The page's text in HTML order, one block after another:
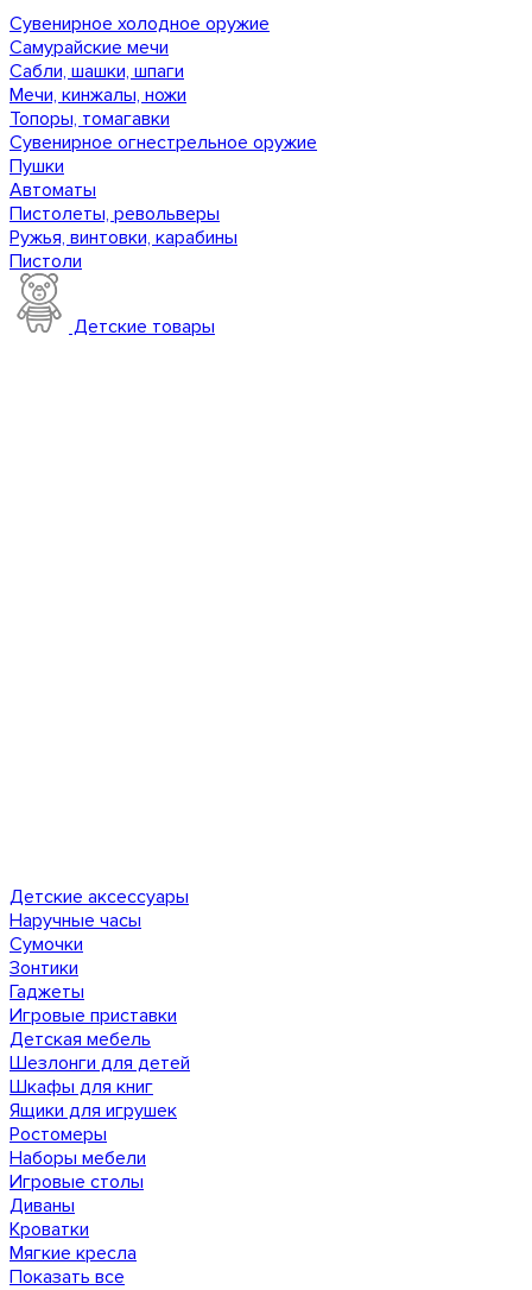
Сувенирное холодное оружие
Самурайские мечи
Сабли, шашки, шпаги
Мечи, кинжалы, ножи
Топоры, томагавки
Сувенирное огнестрельное оружие
Пушки
Автоматы
Пистолеты, револьверы
Ружья, винтовки, карабины
Пистоли
Детские товары
Детские аксессуары
Наручные часы
Сумочки
Зонтики
Гаджеты
Игровые приставки
Детская мебель
Шезлонги для детей
Шкафы для книг
Ящики для игрушек
Ростомеры
Наборы мебели
Игровые столы
Диваны
Кроватки
Мягкие кресла
Показать все